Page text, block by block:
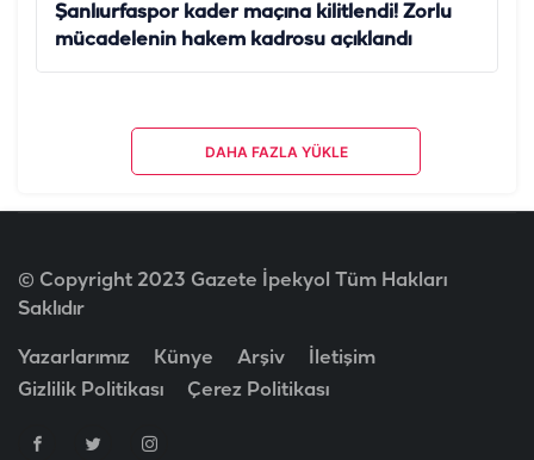
Şanlıurfaspor kader maçına kilitlendi! Zorlu
mücadelenin hakem kadrosu açıklandı
DAHA FAZLA YÜKLE
© Copyright 2023 Gazete İpekyol Tüm Hakları
Saklıdır
Yazarlarımız Künye Arşiv
İletişim
Gizlilik Politikası
Çerez Politikası